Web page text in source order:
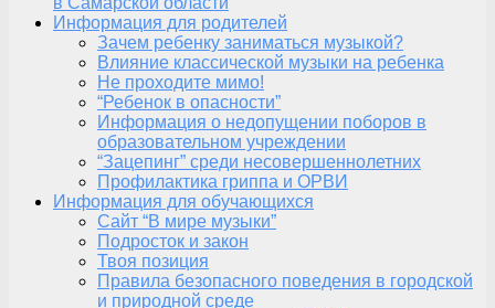
Информация для родителей
Зачем ребенку заниматься музыкой?
Влияние классической музыки на ребенка
Не проходите мимо!
“Ребенок в опасности”
Информация о недопущении поборов в
образовательном учреждении
“Зацепинг” среди несовершеннолетних
Профилактика гриппа и ОРВИ
Информация для обучающихся
Сайт “В мире музыки”
Подросток и закон
Твоя позиция
Правила безопасного поведения в городской
и природной среде